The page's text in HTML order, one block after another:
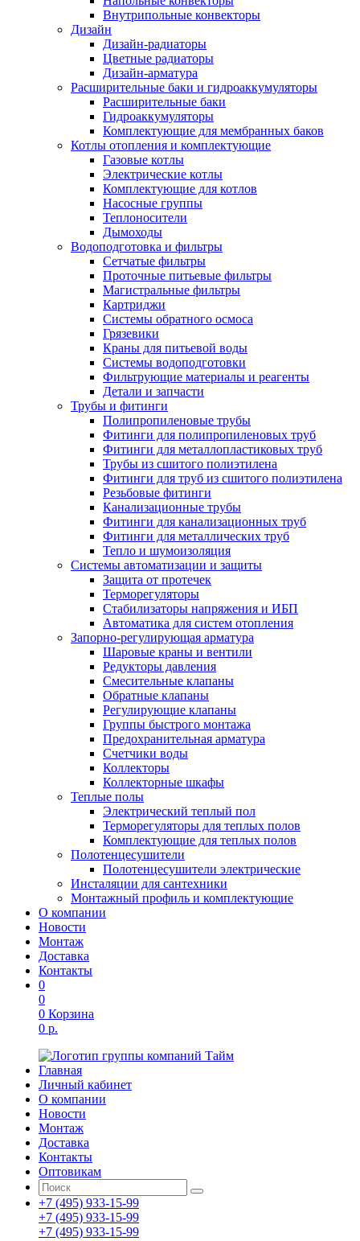
Внутрипольные конвекторы
Дизайн
Дизайн-радиаторы
Цветные радиаторы
Дизайн-арматура
Расширительные баки и гидроаккумуляторы
Расширительные баки
Гидроаккумуляторы
Комплектующие для мембранных баков
Котлы отопления и комплектующие
Газовые котлы
Электрические котлы
Комплектующие для котлов
Насосные группы
Теплоносители
Дымоходы
Водоподготовка и фильтры
Сетчатые фильтры
Проточные питьевые фильтры
Магистральные фильтры
Картриджи
Системы обратного осмоса
Грязевики
Краны для питьевой воды
Системы водоподготовки
Фильтрующие материалы и реагенты
Детали и запчасти
Трубы и фитинги
Полипропиленовые трубы
Фитинги для полипропиленовых труб
Фитинги для металлопластиковых труб
Трубы из сшитого полиэтилена
Фитинги для труб из сшитого полиэтилена
Резьбовые фитинги
Канализационные трубы
Фитинги для канализационных труб
Фитинги для металлических труб
Тепло и шумоизоляция
Системы автоматизации и защиты
Защита от протечек
Терморегуляторы
Стабилизаторы напряжения и ИБП
Автоматика для систем отопления
Запорно-регулирующая арматура
Шаровые краны и вентили
Редукторы давления
Смесительные клапаны
Обратные клапаны
Регулирующие клапаны
Группы быстрого монтажа
Предохранительная арматура
Счетчики воды
Коллекторы
Коллекторные шкафы
Теплые полы
Электрический теплый пол
Терморегуляторы для теплых полов
Комплектующие для теплых полов
Полотенцесушители
Полотенцесушители электрические
Инсталяции для сантехники
Монтажный профиль и комплектующие
О компании
Новости
Монтаж
Доставка
Контакты
0
0
0 Корзина
0 р.
Главная
Личный кабинет
О компании
Новости
Монтаж
Доставка
Контакты
Оптовикам
+7 (495) 933-15-99
+7 (495) 933-15-99
+7 (495) 933-15-99